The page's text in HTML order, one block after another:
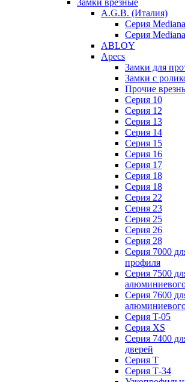
Замки врезные
A.G.B. (Италия)
Серия
Серия
ABLOY
Apecs
Замки для
Замки с
Прочие
Серия 10
Серия 12
Серия 13
Серия 14
Серия 15
Серия 16
Серия 17
Серия 18
Серия 18
Серия 22
Серия 23
Серия 25
Серия 26
Серия 28
Серия 7000
профиля
Серия 7500
Серия 7600
Серия T-05
Серия XS
Серия 7400
дверей
Серия Т
Серия Т-34